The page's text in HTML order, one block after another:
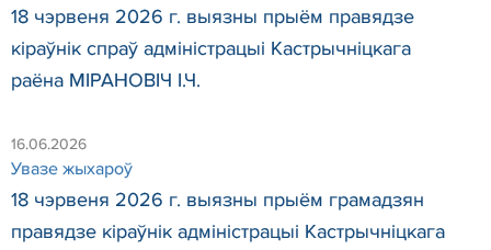
18 чэрвеня 2026 г. выязны прыём правядзе
кіраўнік спраў адміністрацыі Кастрычніцкага
раёна МІРАНОВІЧ І.Ч.
16.06.2026
Увазе жыхароў
18 чэрвеня 2026 г. выязны прыём грамадзян
правядзе кіраўнік адміністрацыі Кастрычніцкага